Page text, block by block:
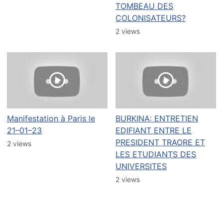
TOMBEAU DES
COLONISATEURS?
2 views
Manifestation à Paris le
21–01–23
2 views
BURKINA: ENTRETIEN
EDIFIANT ENTRE LE
PRESIDENT TRAORE ET
LES ETUDIANTS DES
UNIVERSITES
2 views